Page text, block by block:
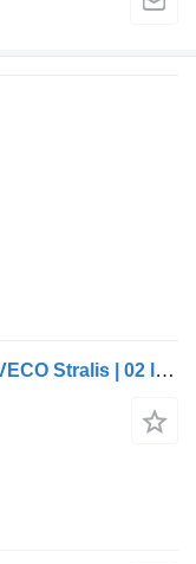
4800200100 huvudbromsventil till IVECO Stralis | 02 lastbil